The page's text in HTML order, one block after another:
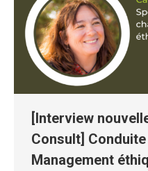
[Interview
Consult]
Management